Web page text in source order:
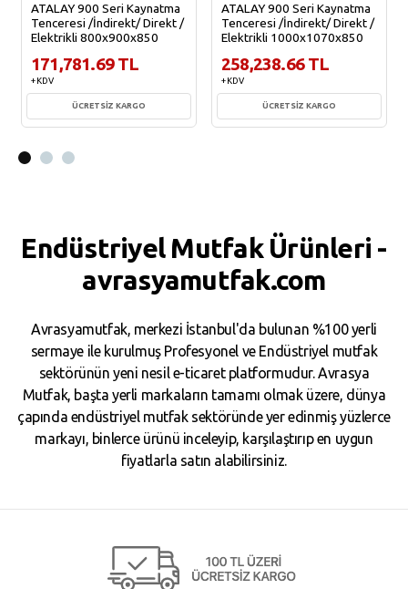
ATALAY 900 Seri Kaynatma
Tenceresi /İndirekt/ Direkt /
Elektrikli 800x900x850
171,781.69 TL
+ KDV
ÜCRETSİZ KARGO
ATALAY 900 Seri Kaynatma
Tenceresi /İndirekt/ Direkt /
Elektrikli 1000x1070x850
258,238.66 TL
+ KDV
ÜCRETSİZ KARGO
Endüstriyel Mutfak Ürünleri -
avrasyamutfak.com
Avrasyamutfak, merkezi İstanbul'da bulunan %100 yerli
sermaye ile kurulmuş Profesyonel ve Endüstriyel mutfak
sektörünün yeni nesil e-ticaret platformudur. Avrasya
Mutfak, başta yerli markaların tamamı olmak üzere, dünya
çapında endüstriyel mutfak sektöründe yer edinmiş yüzlerce
markayı, binlerce ürünü inceleyip, karşılaştırıp en uygun
fiyatlarla satın alabilirsiniz.